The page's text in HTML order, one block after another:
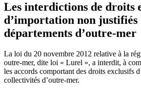
Les interdictions de droits
d’importation non justifiés
départements d’outre-mer
La loi du 20 novembre 2012 relative à la
outre-mer, dite loi « Lurel », a interdit, à
les accords comportant des droits exclusifs
collectivités d’outre-mer.